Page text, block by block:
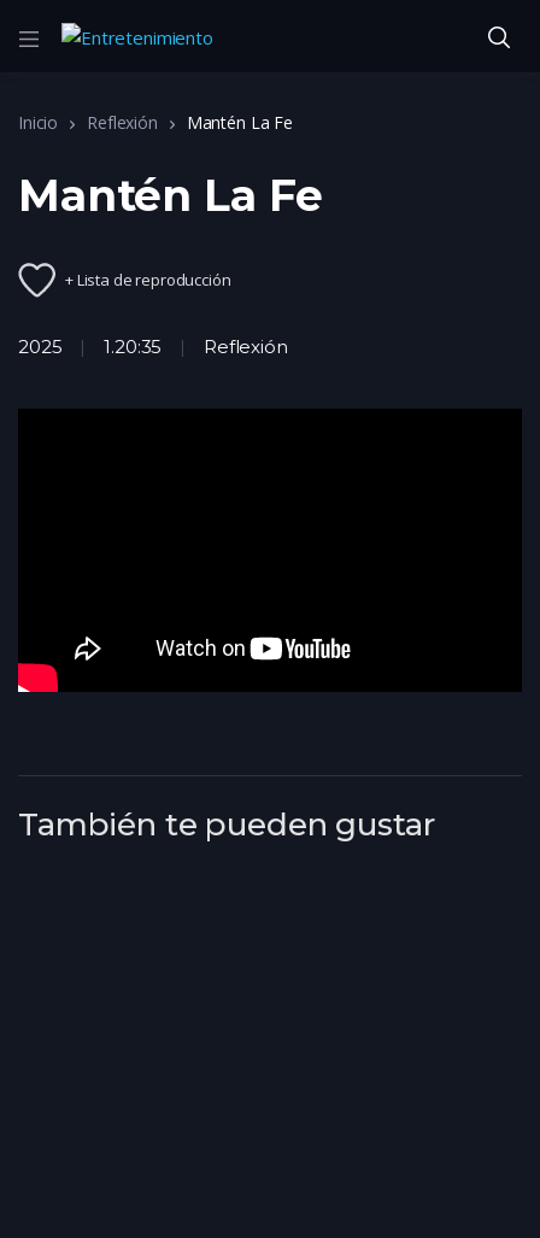
Inicio Reflexión Mantén La Fe
Mantén La Fe
+ Lista de reproducción
2025 1.20:35 Reflexión
También te pueden gustar